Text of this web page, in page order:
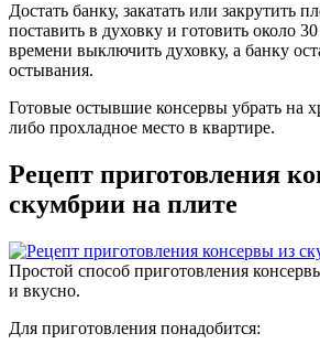
Достать банку, закатать или закрутить
поставить в духовку и готовить около
времени выключить духовку, а банку
остывания.
Готовые остывшие консервы убрать на
либо прохладное место в квартире.
Рецепт приготовления
скумбрии на плите
Простой способ приготовления
и вкусно.
Для приготовления понадобится: